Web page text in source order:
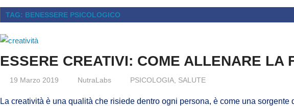
TAG: BENESSERE PSICOLOGICO
ESSERE CREATIVI: COME ALLENARE LA
19 Marzo 2019 NutraLabs PSICOLOGIA, SALUTE
La creatività è una qualità che risiede dentro ogni persona, è come una sorgente